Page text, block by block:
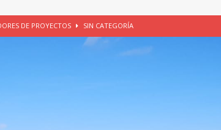
DE PROYECTOS SIN CATEGORÍA